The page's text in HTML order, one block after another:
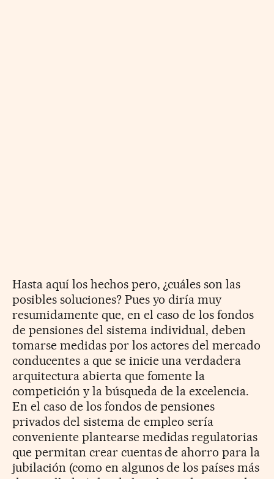
Hasta aquí los hechos pero, ¿cuáles son las
posibles soluciones? Pues yo diría muy
resumidamente que, en el caso de los fondos
de pensiones del sistema individual, deben
tomarse medidas por los actores del mercado
conducentes a que se inicie una verdadera
arquitectura abierta que fomente la
competición y la búsqueda de la excelencia.
En el caso de los fondos de pensiones
privados del sistema de empleo sería
conveniente plantearse medidas regulatorias
que permitan crear cuentas de ahorro para la
jubilación (como en algunos de los países más